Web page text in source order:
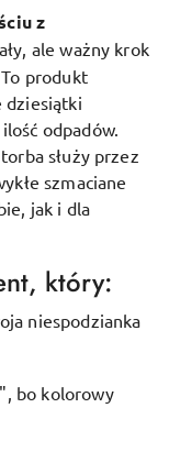
z
ale ważny krok
produkt
dziesiątki
odpadów.
służy przez
szmaciane
jak i dla
który:
niespodzianka
bo kolorowy